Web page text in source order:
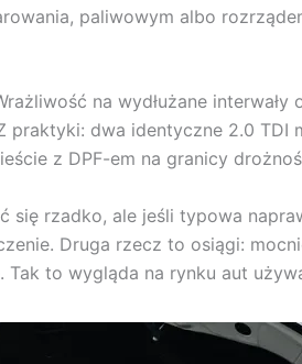
paliwowym albo
na wydłużane
dwa identyczne 2.0 TDI
z DPF-em na granicy
rzadko, ale jeśli typowa
Druga rzecz to osiągi:
Tak to wygląda na rynku aut